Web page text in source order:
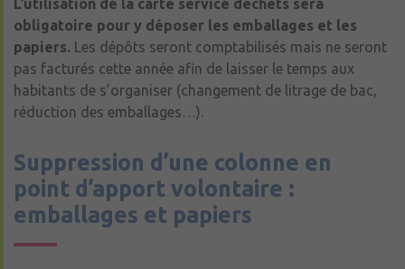
L’utilisation de la carte service déchets sera
obligatoire pour y déposer les emballages et les
papiers. Les dépôts seront comptabilisés mais ne seront
pas facturés cette année afin de laisser le temps aux
habitants de s’organiser (changement de litrage de bac,
réduction des emballages…).
Suppression d’une colonne en
point d’apport volontaire :
emballages et papiers